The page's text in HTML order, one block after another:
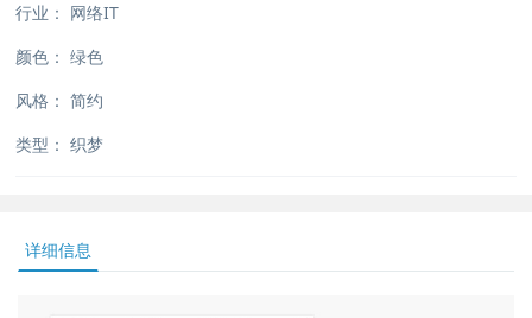
行业： 网络IT
颜色： 绿色
风格： 简约
类型： 织梦
详细信息